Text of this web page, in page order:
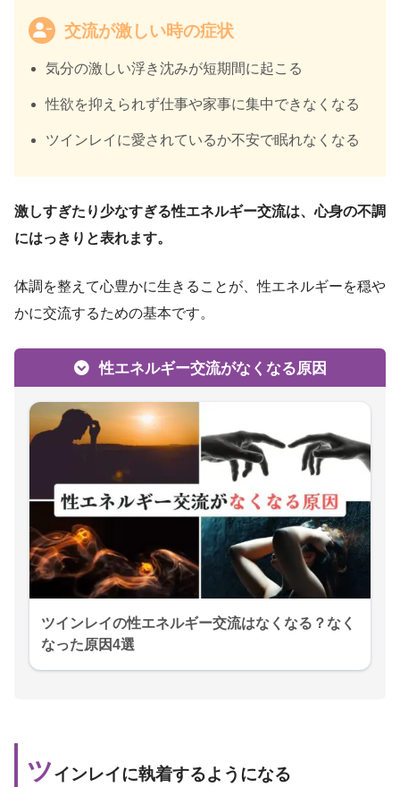
交流が激しい時の症状
気分の激しい浮き沈みが短期間に起こる
性欲を抑えられず仕事や家事に集中できなくなる
ツインレイに愛されているか不安で眠れなくなる
激しすぎたり少なすぎる性エネルギー交流は、心身の不調
にはっきりと表れます。
体調を整えて心豊かに生きることが、性エネルギーを穏や
かに交流するための基本です。
性エネルギー交流がなくなる原因
ツインレイの性エネルギー交流はなくなる？なく
なった原因4選
ツインレイに執着するようになる